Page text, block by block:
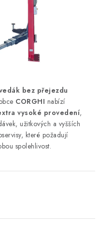
Servis
Bazar
Moje objednávka
bez přejezdu
CORGHI nabízí
vysoké provedení,
užitkových a vyšších
které požadují
spolehlivost.